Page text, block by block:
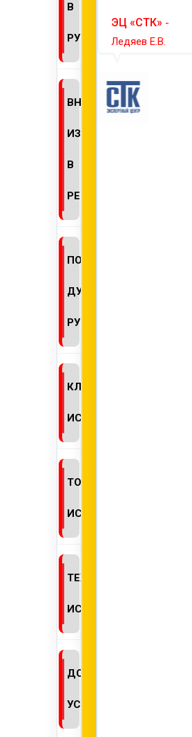
В
РУ
ВНЕСЕНИЕ
ИЗМЕНЕНИЙ
В
РЕГДОСЬЕ
ПОЛУЧЕНИЕ
ДУБЛИКАТА
РУ
КЛИНИЧЕСКИЕ
ИСПЫТАНИЯ
ТОКСИКОЛОГИЧЕСКИЕ
ИСПЫТАНИЯ
ТЕХНИЧЕСКИЕ
ИСПЫТАНИЯ
ДОПОЛНИТЕЛЬНЫЕ
УСЛУГИ
-
ЭЦ «СТК» -
Ледяев Е.В.